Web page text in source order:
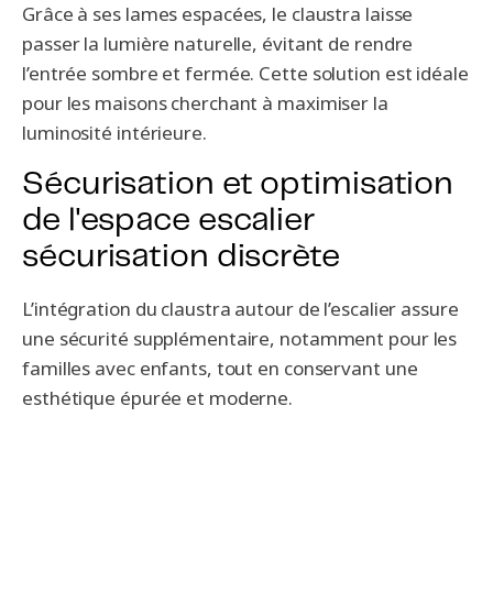
Grâce à ses lames espacées, le claustra laisse
passer la lumière naturelle, évitant de rendre
l’entrée sombre et fermée. Cette solution est idéale
pour les maisons cherchant à maximiser la
luminosité intérieure.
Sécurisation et optimisation
de l'espace escalier
sécurisation discrète
L’intégration du claustra autour de l’escalier assure
une sécurité supplémentaire, notamment pour les
familles avec enfants, tout en conservant une
esthétique épurée et moderne.